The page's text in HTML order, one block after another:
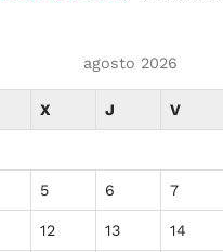
agosto 2026
X J V
5 6 7
12 13 14